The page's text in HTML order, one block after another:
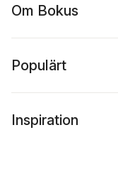
Om Bokus
Populärt
Inspiration